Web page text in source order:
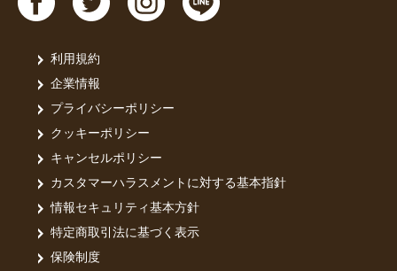
利用規約
企業情報
プライバシーポリシー
クッキーポリシー
キャンセルポリシー
カスタマーハラスメントに対する基本指針
情報セキュリティ基本方針
特定商取引法に基づく表示
保険制度